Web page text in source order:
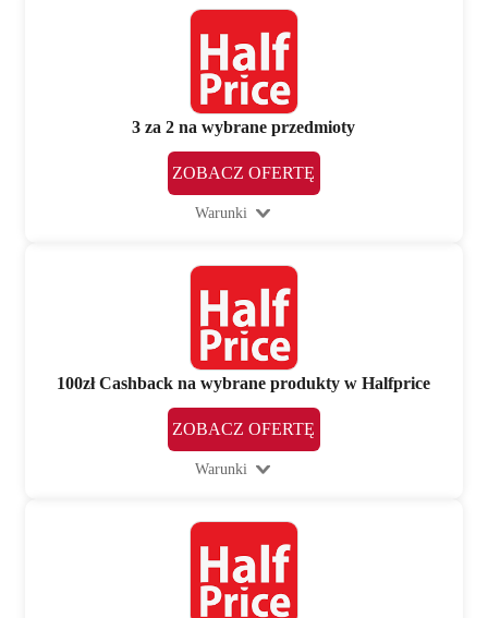
3 za 2 na wybrane przedmioty
ZOBACZ OFERTĘ
Warunki
100zł Cashback na wybrane produkty w Halfprice
ZOBACZ OFERTĘ
Warunki